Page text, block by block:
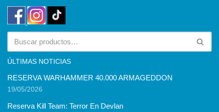
ÚLTIMAS NOTICIAS
RESERVA WARHAMMER 40.000 ARMAGEDDON
19/05/2026
Reserva Kill Team: Terror En Devlan